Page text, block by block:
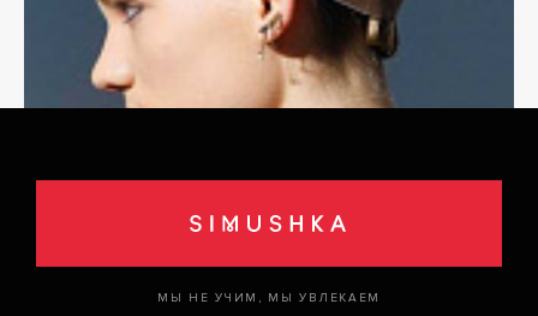
сфере бьюти-услуг? Их основная задача —
сделать...
МЫ НЕ УЧИМ, МЫ УВЛЕКАЕМ